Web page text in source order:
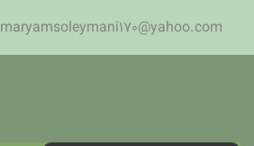
maryamsoleymani170@yahoo.com